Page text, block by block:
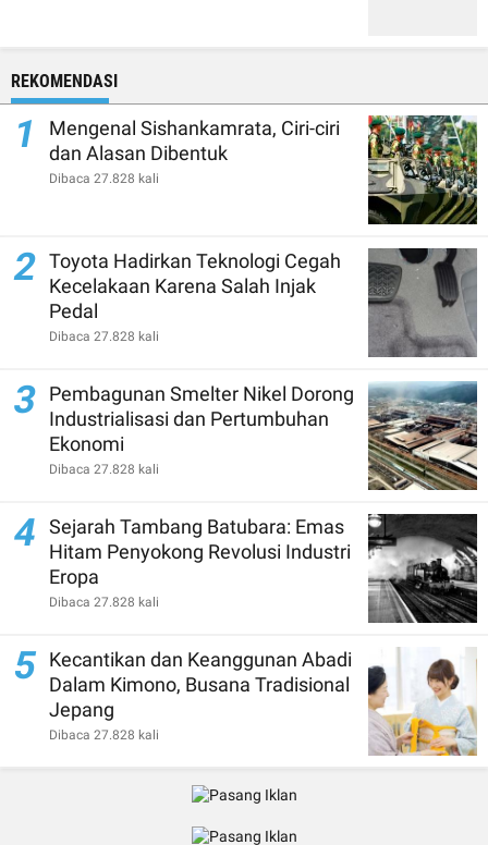
REKOMENDASI
1
Mengenal Sishankamrata, Ciri-ciri
dan Alasan Dibentuk
Dibaca 27.828 kali
2 Toyota Hadirkan Teknologi Cegah
Kecelakaan Karena Salah Injak
Pedal
Dibaca 27.828 kali
3
Pembagunan Smelter Nikel Dorong
Industrialisasi dan Pertumbuhan
Ekonomi
Dibaca 27.828 kali
4
Sejarah Tambang Batubara: Emas
Hitam Penyokong Revolusi Industri
Eropa
Dibaca 27.828 kali
5 Kecantikan dan Keanggunan Abadi
Dalam Kimono, Busana Tradisional
Jepang
Dibaca 27.828 kali